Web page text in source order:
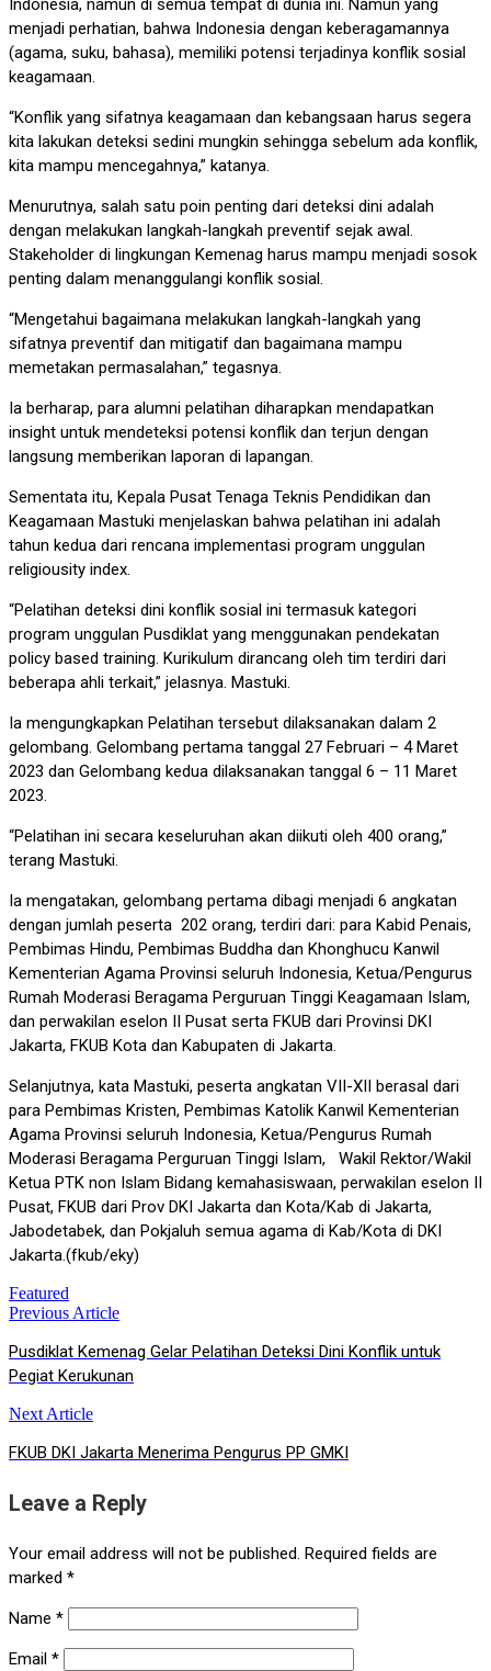
Indonesia, namun di semua tempat di dunia ini. Namun yang
menjadi perhatian, bahwa Indonesia dengan keberagamannya
(agama, suku, bahasa), memiliki potensi terjadinya konflik sosial
keagamaan.
“Konflik yang sifatnya keagamaan dan kebangsaan harus segera
kita lakukan deteksi sedini mungkin sehingga sebelum ada konflik,
kita mampu mencegahnya,” katanya.
Menurutnya, salah satu poin penting dari deteksi dini adalah
dengan melakukan langkah-langkah preventif sejak awal.
Stakeholder di lingkungan Kemenag harus mampu menjadi sosok
penting dalam menanggulangi konflik sosial.
“Mengetahui bagaimana melakukan langkah-langkah yang
sifatnya preventif dan mitigatif dan bagaimana mampu
memetakan permasalahan,” tegasnya.
Ia berharap, para alumni pelatihan diharapkan mendapatkan
insight untuk mendeteksi potensi konflik dan terjun dengan
langsung memberikan laporan di lapangan.
Sementata itu, Kepala Pusat Tenaga Teknis Pendidikan dan
Keagamaan Mastuki menjelaskan bahwa pelatihan ini adalah
tahun kedua dari rencana implementasi program unggulan
religiousity index.
“Pelatihan deteksi dini konflik sosial ini termasuk kategori
program unggulan Pusdiklat yang menggunakan pendekatan
policy based training. Kurikulum dirancang oleh tim terdiri dari
beberapa ahli terkait,” jelasnya. Mastuki.
Ia mengungkapkan Pelatihan tersebut dilaksanakan dalam 2
gelombang. Gelombang pertama tanggal 27 Februari – 4 Maret
2023 dan Gelombang kedua dilaksanakan tanggal 6 – 11 Maret
2023.
“Pelatihan ini secara keseluruhan akan diikuti oleh 400 orang,”
terang Mastuki.
Ia mengatakan, gelombang pertama dibagi menjadi 6 angkatan
dengan jumlah peserta 202 orang, terdiri dari: para Kabid Penais,
Pembimas Hindu, Pembimas Buddha dan Khonghucu Kanwil
Kementerian Agama Provinsi seluruh Indonesia, Ketua/Pengurus
Rumah Moderasi Beragama Perguruan Tinggi Keagamaan Islam,
dan perwakilan eselon II Pusat serta FKUB dari Provinsi DKI
Jakarta, FKUB Kota dan Kabupaten di Jakarta.
Selanjutnya, kata Mastuki, peserta angkatan VII-XII berasal dari
para Pembimas Kristen, Pembimas Katolik Kanwil Kementerian
Agama Provinsi seluruh Indonesia, Ketua/Pengurus Rumah
Moderasi Beragama Perguruan Tinggi Islam, Wakil Rektor/Wakil
Ketua PTK non Islam Bidang kemahasiswaan, perwakilan eselon II
Pusat, FKUB dari Prov DKI Jakarta dan Kota/Kab di Jakarta,
Jabodetabek, dan Pokjaluh semua agama di Kab/Kota di DKI
Jakarta.(fkub/eky)
Featured
Post
navigation
Previous Article
Pusdiklat Kemenag Gelar Pelatihan Deteksi Dini Konflik untuk
Pegiat Kerukunan
Next Article
FKUB DKI Jakarta Menerima Pengurus PP GMKI
Leave a Reply
Your email address will not be published. Required fields are
marked *
Name *
Email *